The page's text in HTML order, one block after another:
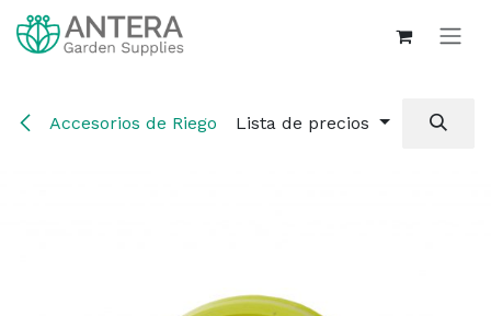
Ir al contenido
Accesorios de Riego Lista de precios